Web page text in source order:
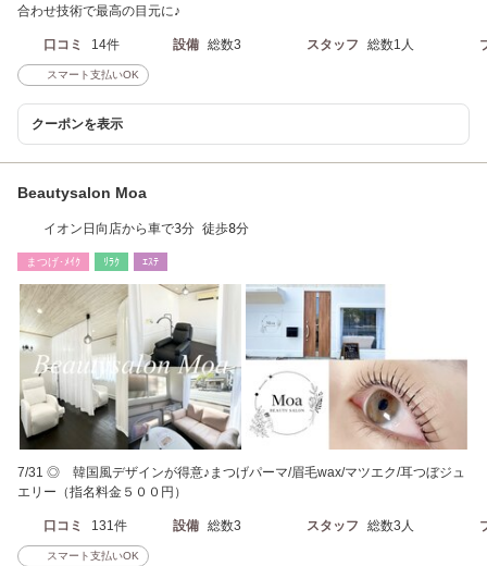
合わせ技術で最高の目元に♪
口コミ 14件 設備 総数3 スタッフ 総数1人
スマート支払いOK
クーポンを表示
Beautysalon Moa
イオン日向店から車で3分 徒歩8分
まつげ･ﾒｲｸ ﾘﾗｸ ｴｽﾃ
7/31 ◎ 韓国風デザインが得意♪まつげパーマ/眉毛wax/マツエク/耳つぼジュ
エリー（指名料金５００円）
口コミ 131件 設備 総数3 スタッフ 総数3人
スマート支払いOK